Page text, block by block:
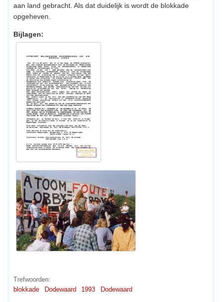
aan land gebracht. Als dat duidelijk is wordt de blokkade
opgeheven.
Bijlagen:
Trefwoorden:
blokkade
Dodewaard 1993 Dodewaard